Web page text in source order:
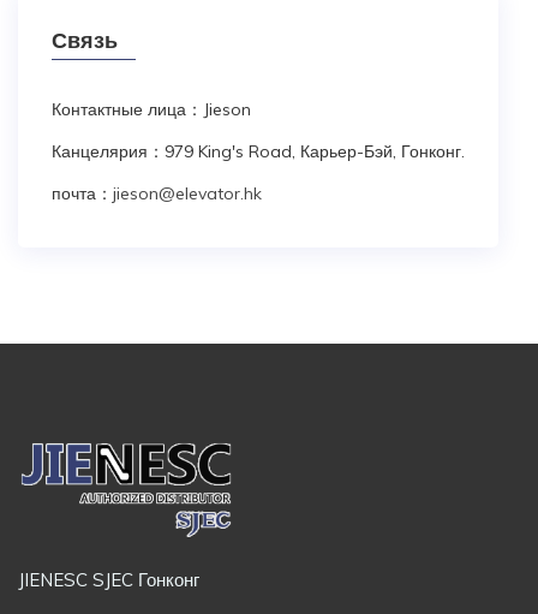
Связь
Контактные лица：Jieson
Канцелярия：979 King's Road, Карьер-Бэй, Гонконг.
почта： jieson@elevator.hk
JIENESC SJEC Гонконг